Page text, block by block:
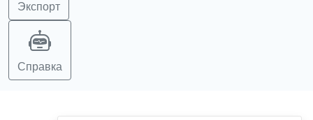
Экспорт
Справка